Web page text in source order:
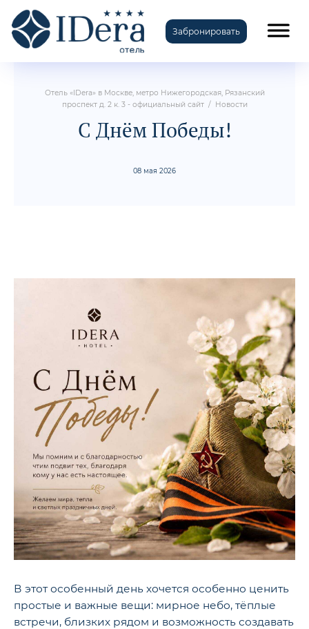
Забронировать
TravelLine
Отель «IDera» в Москве, метро Нижегородская, Рязанский
проспект д. 2 к. 3 - официальный сайт/ Новости
С Днём Победы!
08 мая 2026
В этот особенный день хочется особенно ценить
простые и важные вещи: мирное небо, тёплые
встречи, близких рядом и возможность создавать